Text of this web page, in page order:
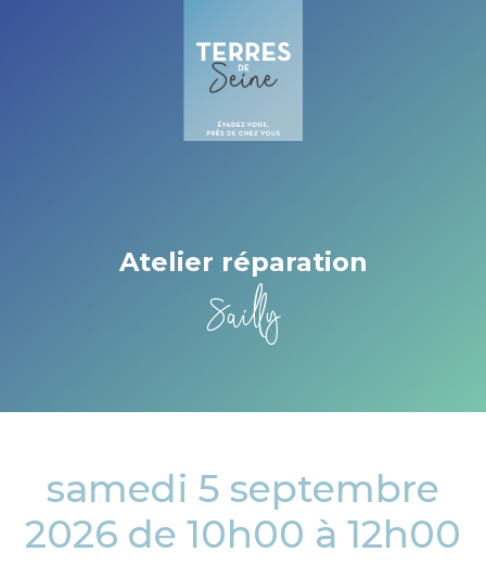
Atelier réparation
Sailly
samedi 5 septembre
2026 de 10h00 à 12h00